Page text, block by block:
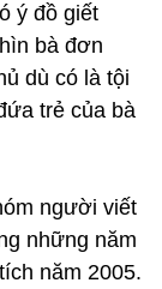
ý đồ giết
bà đơn
dù có là tội
trẻ của bà
người viết
những năm
năm 2005.